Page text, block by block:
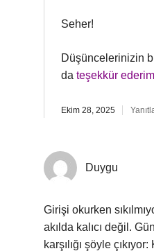
Seher!
Düşüncelerinizin
da teşekkür ederim
Ekim 28, 2025
Duygu
Girişi okurken
akılda kalıcı değil.
karşılığı şöyle